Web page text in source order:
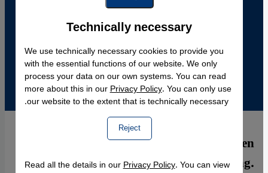
Die genitale Verstümmelung von Mädchen
gilt weltweit als schwere Körperverletzung.
Technically necessary
We use technically necessary cookies to provide you
with the essential functions of our website. We only
process your data on our own systems. You can read
more about this in ourPrivacy Policy. You can only use
our website to the extent that is technically necessary.
Reject
Google Maps Embed
Read all the details in ourPrivacy Policy. You can view